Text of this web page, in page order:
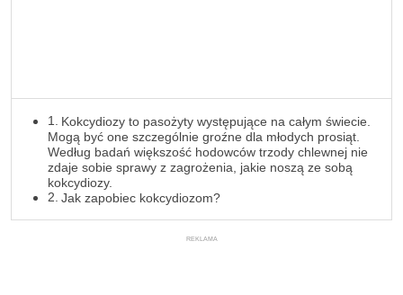
Kokcydiozy to pasożyty występujące na całym świecie.
Mogą być one szczególnie groźne dla młodych prosiąt.
Według badań większość hodowców trzody chlewnej nie
zdaje sobie sprawy z zagrożenia, jakie noszą ze sobą
kokcydiozy.
Jak zapobiec kokcydiozom?
REKLAMA